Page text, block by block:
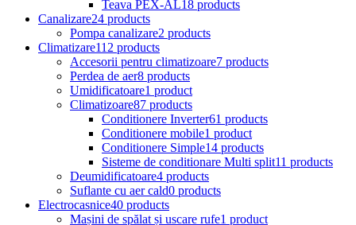
Teava PEX-AL18 products
Canalizare24 products
Pompa canalizare2 products
Climatizare112 products
Accesorii pentru climatizoare7 products
Perdea de aer8 products
Umidificatoare1 product
Climatizoare87 products
Conditionere Inverter61 products
Conditionere mobile1 product
Conditionere Simple14 products
Sisteme de conditionare Multi split11 products
Deumidificatoare4 products
Suflante cu aer cald0 products
Electrocasnice40 products
Mașini de spălat și uscare rufe1 product